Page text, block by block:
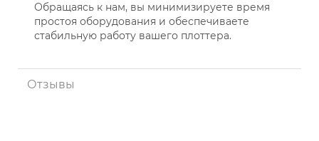
Обращаясь к нам, вы минимизируете время
простоя оборудования и обеспечиваете
стабильную работу вашего плоттера.
Отзывы